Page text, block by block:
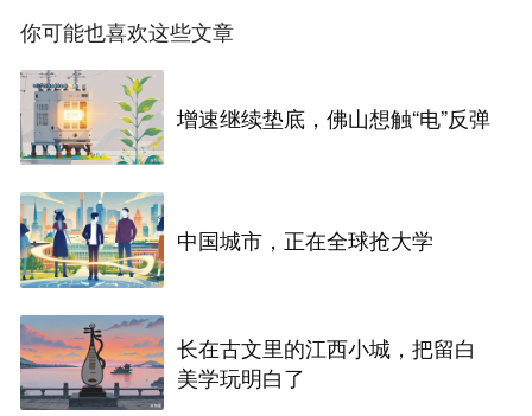
你可能也喜欢这些文章
增速继续垫底，佛山想触“电”反弹
中国城市，正在全球抢大学
长在古文里的江西小城，把留白
美学玩明白了